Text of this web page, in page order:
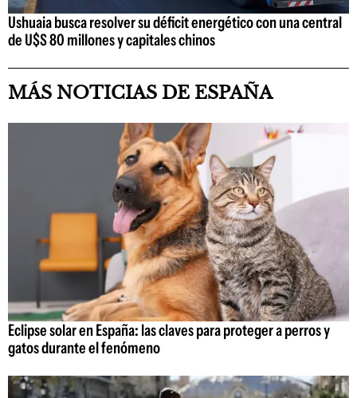
Ushuaia busca resolver su déficit energético con una central
de U$S 80 millones y capitales chinos
MÁS NOTICIAS DE ESPAÑA
Eclipse solar en España: las claves para proteger a perros y
gatos durante el fenómeno